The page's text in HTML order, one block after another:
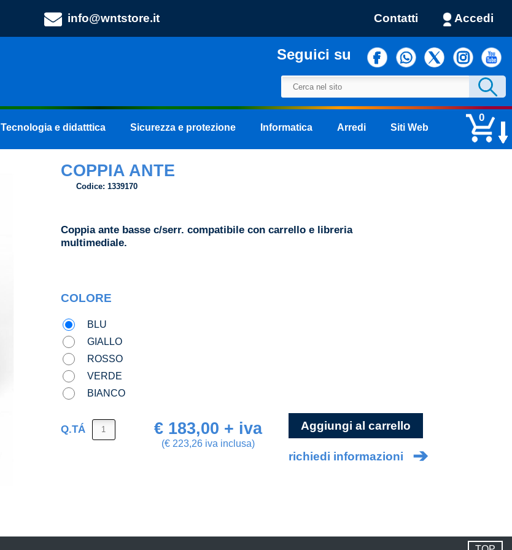
info@wntstore.it Contatti Accedi
Seguici su
Tecnologia e didatttica Sicurezza e protezione Informatica Arredi Siti Web
0
COPPIA ANTE
Codice: 1339170
Coppia ante basse c/serr. compatibile con carrello e libreria
multimediale.
COLORE
BLU
GIALLO
ROSSO
VERDE
BIANCO
Q.TÁ € 183,00 + iva
(€ 223,26 iva inclusa)
Aggiungi al carrello
richiedi informazioni ➔